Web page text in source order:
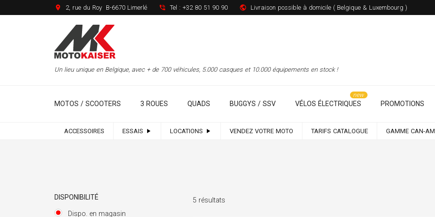
2, rue du Roy B-6670 Limerlé Tel : +32 80 51 90 90 Livraison possible à domicile ( Belgique & Luxembourg )
Un lieu unique en Belgique, avec + de 700 véhicules, 5.000 casques et 10.000 équipements en stock !
MOTOS / SCOOTERS 3 ROUES QUADS BUGGYS / SSV VÉLOS ÉLECTRIQUES PROMOTIONS
ACCESSOIRES ESSAIS LOCATIONS VENDEZ VOTRE MOTO TARIFS CATALOGUE GAMME CAN-AM
DISPONIBILITÉ
Dispo. en magasin
5 résultats